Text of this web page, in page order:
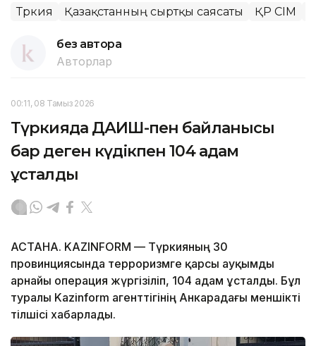
Түркия Қазақстанның сыртқы саясаты ҚР СІМ
без автора
Авторлар
00:11, 08 Тамыз 2026
Түркияда ДАИШ-пен байланысы
бар деген күдікпен 104 адам
ұсталды
АСТАНА. KAZINFORM — Түркияның 30
провинциясында терроризмге қарсы ауқымды
арнайы операция жүргізіліп, 104 адам ұсталды. Бұл
туралы Kazinform агенттігінің Анкарадағы меншікті
тілшісі хабарлады.